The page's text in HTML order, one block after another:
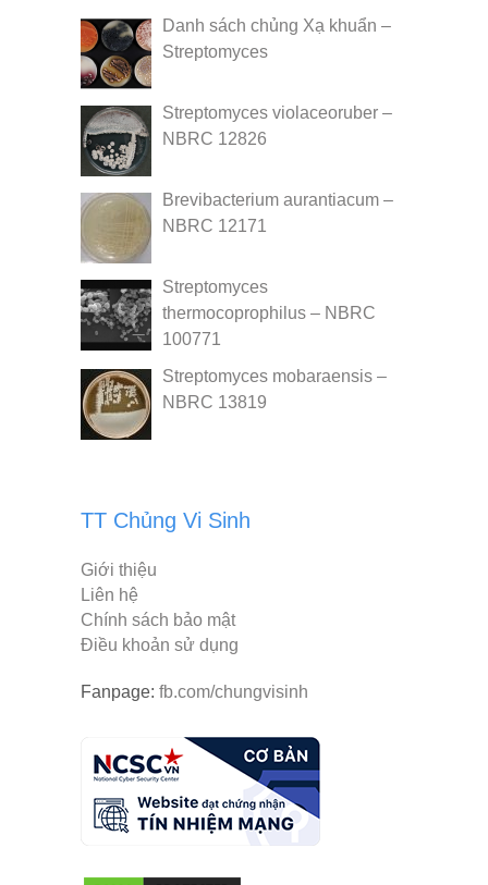
Danh sách chủng Xạ khuẩn –
Streptomyces
Streptomyces violaceoruber –
NBRC 12826
Brevibacterium aurantiacum –
NBRC 12171
Streptomyces
thermocoprophilus – NBRC
100771
Streptomyces mobaraensis –
NBRC 13819
TT Chủng Vi Sinh
Giới thiệu
Liên hệ
Chính sách bảo mật
Điều khoản sử dụng
Fanpage: fb.com/chungvisinh